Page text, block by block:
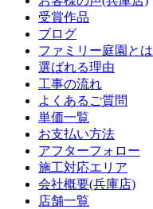
受賞作品
ブログ
ファミリー庭園とは
選ばれる理由
工事の流れ
よくあるご質問
単価一覧
お支払い方法
アフターフォロー
施工対応エリア
会社概要(兵庫店)
店舗一覧